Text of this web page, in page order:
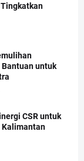
untuk
CSR untuk
Kalimantan